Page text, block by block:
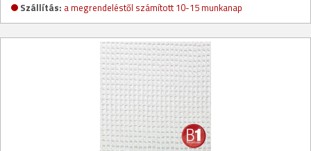
Szállítás: a megrendeléstől számított 10-15 munkanap